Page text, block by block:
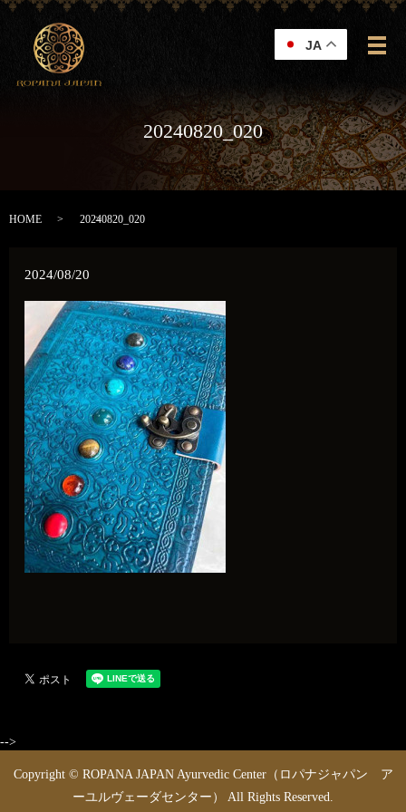
JA メ
20240820_020
HOME 20240820_020
2024/08/20
-->
Copyright © ROPANA JAPAN Ayurvedic Center（ロパナジャパン ア
ーユルヴェーダセンター） All Rights Reserved.